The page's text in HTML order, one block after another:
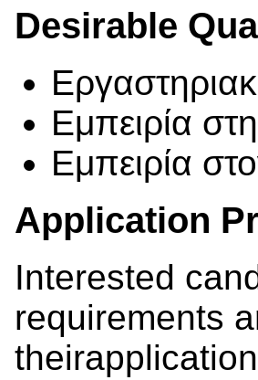
Desirable
Eμπειρία
Eμπειρία
Application
Interested
requirements